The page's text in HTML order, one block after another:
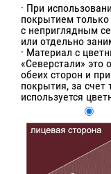
· При
покрытием
с неприглядным
или отдельно
· Материал с
«Северстали» это
обеих сторон и
покрытия, за счет
используется